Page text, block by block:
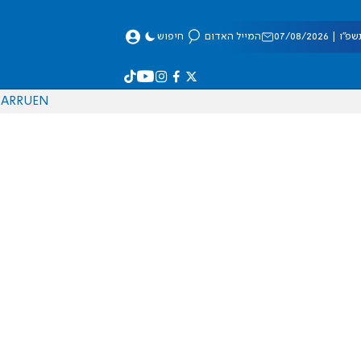
08/2026 המייל האדום חיפוש
EN
RU
AR